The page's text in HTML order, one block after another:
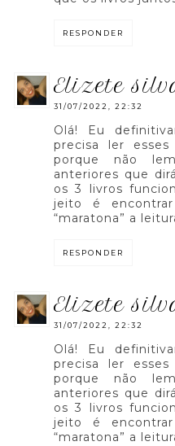
RESPONDER
elizete
31/07/2022, 22:32
Olá! Eu
precisa ler
porque não
anteriores que
os 3 livros
jeito é
“maratona” a
RESPONDER
elizete
31/07/2022, 22:32
Olá! Eu
precisa ler
porque não
anteriores que
os 3 livros
jeito é
“maratona” a